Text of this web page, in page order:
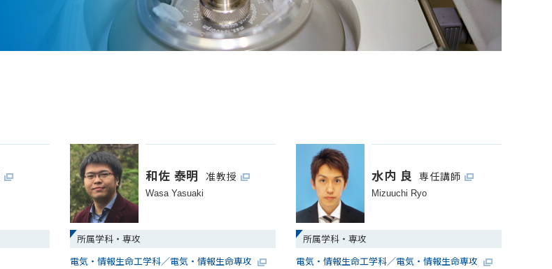
和佐 泰明 准教授
Wasa Yasuaki
所属学科・専攻
電気・情報生命工学科／電気・情報生命専攻
水内 良 専任講師
Mizuuchi Ryo
所属学科・専攻
電気・情報生命工学科／電気・情報生命専攻